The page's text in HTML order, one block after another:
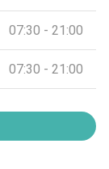
07:30 - 21:00
07:30 - 21:00